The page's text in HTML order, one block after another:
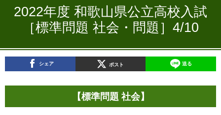
自由研究教材（小学生向け） 自由研究教材（中学生向け）
ランキング
2022年度 和歌山県公立高校入試
［標準問題 社会・問題］4/10
シェア ポスト 送る
【標準問題 社会】